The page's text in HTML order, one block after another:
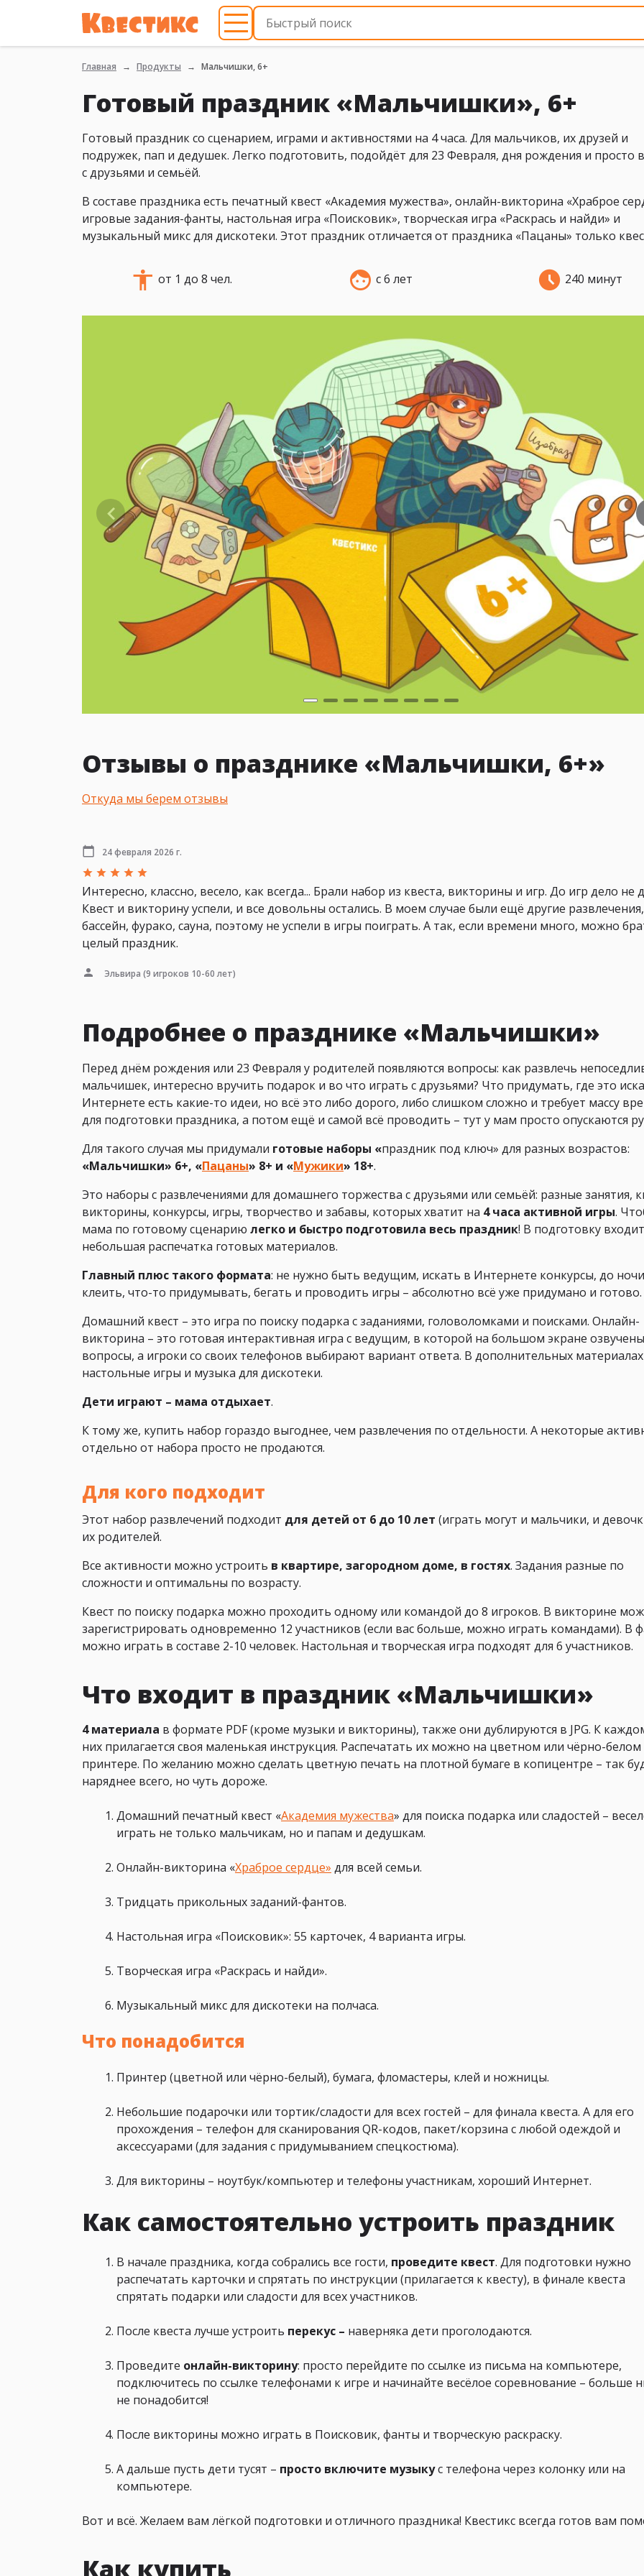
Главная Продукты Мальчишки, 6+
Готовый праздник «Мальчишки», 6+
Готовый праздник со сценарием, играми и активностями на 4 часа. Для мальчиков, их друзей и
подружек, пап и дедушек. Легко подготовить, подойдёт для 23 Февраля, дня рождения и просто
с друзьями и семьёй.
В составе праздника есть печатный квест «Академия мужества», онлайн-викторина «Храброе
игровые задания-фанты, настольная игра «Поисковик», творческая игра «Раскрась и найди» и
музыкальный микс для дискотеки. Этот праздник отличается от праздника «Пацаны» только
от 1 до 8 чел. с 6 лет 240 минут
Отзывы о празднике «Мальчишки, 6+»
Откуда мы берем отзывы
24 февраля 2026 г.
Интересно, классно, весело, как всегда... Брали набор из квеста, викторины и игр. До игр дело не
Квест и викторину успели, и все довольны остались. В моем случае были ещё другие развлечения,
бассейн, фурако, сауна, поэтому не успели в игры поиграть. А так, если времени много, можно
целый праздник.
Эльвира (9 игроков 10-60 лет)
Подробнее о празднике «Мальчишки»
Перед днём рождения или 23 Февраля у родителей появляются вопросы: как развлечь
мальчишек, интересно вручить подарок и во что играть с друзьями? Что придумать, где это
Интернете есть какие-то идеи, но всё это либо дорого, либо слишком сложно и требует массу
для подготовки праздника, а потом ещё и самой всё проводить – тут у мам просто опускаются
Для такого случая мы придумали готовые наборы «праздник под ключ» для разных возрастов:
«Мальчишки» 6+, «Пацаны» 8+ и «Мужики» 18+.
Это наборы с развлечениями для домашнего торжества с друзьями или семьёй: разные занятия,
викторины, конкурсы, игры, творчество и забавы, которых хватит на 4 часа активной игры.
мама по готовому сценарию легко и быстро подготовила весь праздник! В подготовку входит
небольшая распечатка готовых материалов.
Главный плюс такого формата: не нужно быть ведущим, искать в Интернете конкурсы, до ночи
клеить, что-то придумывать, бегать и проводить игры – абсолютно всё уже придумано и готово.
Домашний квест – это игра по поиску подарка с заданиями, головоломками и поисками. Онлайн-
викторина – это готовая интерактивная игра с ведущим, в которой на большом экране озвучены
вопросы, а игроки со своих телефонов выбирают вариант ответа. В дополнительных материалах
настольные игры и музыка для дискотеки.
Дети играют – мама отдыхает.
К тому же, купить набор гораздо выгоднее, чем развлечения по отдельности. А некоторые
отдельно от набора просто не продаются.
Для кого подходит
Этот набор развлечений подходит для детей от 6 до 10 лет (играть могут и мальчики, и
их родителей.
Все активности можно устроить в квартире, загородном доме, в гостях. Задания разные по
сложности и оптимальны по возрасту.
Квест по поиску подарка можно проходить одному или командой до 8 игроков. В викторине
зарегистрировать одновременно 12 участников (если вас больше, можно играть командами). В
можно играть в составе 2-10 человек. Настольная и творческая игра подходят для 6 участников.
Что входит в праздник «Мальчишки»
4 материала в формате PDF (кроме музыки и викторины), также они дублируются в JPG. К
них прилагается своя маленькая инструкция. Распечатать их можно на цветном или чёрно-белом
принтере. По желанию можно сделать цветную печать на плотной бумаге в копицентре – так
наряднее всего, но чуть дороже.
Домашний печатный квест «Академия мужества» для поиска подарка или сладостей –
играть не только мальчикам, но и папам и дедушкам.
Онлайн-викторина «Храброе сердце» для всей семьи.
Тридцать прикольных заданий-фантов.
Настольная игра «Поисковик»: 55 карточек, 4 варианта игры.
Творческая игра «Раскрась и найди».
Музыкальный микс для дискотеки на полчаса.
Что понадобится
Принтер (цветной или чёрно-белый), бумага, фломастеры, клей и ножницы.
Небольшие подарочки или тортик/сладости для всех гостей – для финала квеста. А для его
прохождения – телефон для сканирования QR-кодов, пакет/корзина с любой одеждой и
аксессуарами (для задания с придумыванием спецкостюма).
Для викторины – ноутбук/компьютер и телефоны участникам, хороший Интернет.
Как самостоятельно устроить праздник
В начале праздника, когда собрались все гости, проведите квест. Для подготовки нужно
распечатать карточки и спрятать по инструкции (прилагается к квесту), в финале квеста
спрятать подарки или сладости для всех участников.
После квеста лучше устроить перекус – наверняка дети проголодаются.
Проведите онлайн-викторину: просто перейдите по ссылке из письма на компьютере,
подключитесь по ссылке телефонами к игре и начинайте весёлое соревнование – больше
не понадобится!
После викторины можно играть в Поисковик, фанты и творческую раскраску.
А дальше пусть дети тусят – просто включите музыкус телефона через колонку или на
компьютере.
Вот и всё. Желаем вам лёгкой подготовки и отличного праздника! Квестикс всегда готов вам
Как купить